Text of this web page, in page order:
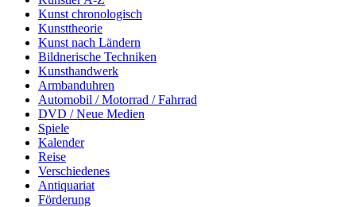
Kunst chronologisch
Kunsttheorie
Kunst nach Ländern
Bildnerische Techniken
Kunsthandwerk
Armbanduhren
Automobil / Motorrad / Fahrrad
DVD / Neue Medien
Spiele
Kalender
Reise
Verschiedenes
Antiquariat
Förderung